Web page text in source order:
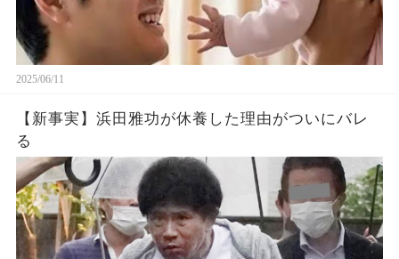
2025/06/11
【新事実】浜田雅功が休養した理由がついにバレ
る